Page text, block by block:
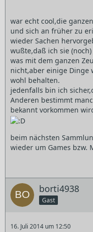
war echt cool,die
und sich an früher zu
wieder Sachen
wußte,daß ich sie (noch)
was mit dem ganzen
nicht,aber einige Dinge
wohl behalten.
jedenfalls bin ich
Anderen bestimmt
bekannt vorkommen
beim nächsten
wieder um Games bzw.
borti4938
Gast
16. Juli 2014 um 12:50